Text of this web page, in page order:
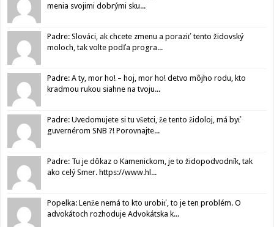
menia svojimi dobrými sku...
Padre: Slováci, ak chcete zmenu a poraziť tento židovský
moloch, tak volte podľa progra...
Padre: A ty, mor ho! – hoj, mor ho! detvo môjho rodu, kto
kradmou rukou siahne na tvoju...
Padre: Uvedomujete si tu všetci, že tento židoloj, má byť
guvernérom SNB ?! Porovnajte...
Padre: Tu je dôkaz o Kamenickom, je to židopodvodník, tak
ako celý Smer. https://www.hl...
Popelka: Lenže nemá to kto urobiť, to je ten problém. O
advokátoch rozhoduje Advokátska k...